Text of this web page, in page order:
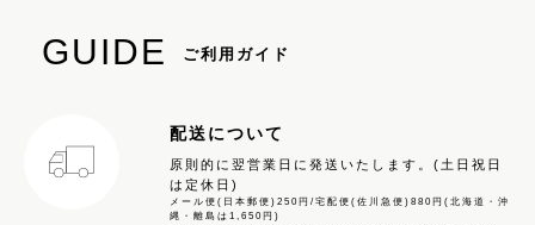
GUIDE ご利用ガイド
配送について
原則的に翌営業日に発送いたします。(土日祝日
は定休日)
メール便(日本郵便)250円/宅配便(佐川急便)880円(北海道・沖
縄・離島は1,650円)